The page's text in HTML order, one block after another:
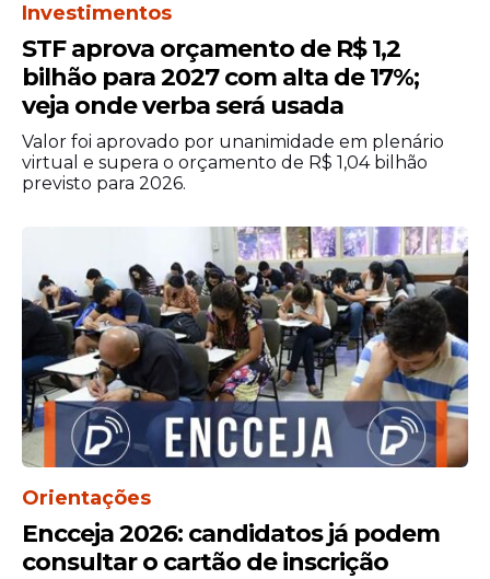
história, geografia, filosofia e sociologia. Na
área de ciências da natureza e suas
tecnologias, serão cobrados conteúdos de
química, física e biologia. A quarta área de
conhecimento é a de matemática.
De acordo com o Ministério da Educação, o
de referências disponibilizadas noportal do
No primeiro dia do exame, serão aplicadas
as provas de linguagens; redação; códigos,
ciências humanas e suas tecnologias. Os
candidatos terão cinco horas e 30 minutos
para responderem as questões.
O segundo dia será dedicado à aplicação
das provas de ciências da natureza,
matemática e suas tecnologias. A aplicação
terá cinco horas de duração.
Investimentos
STF aprova orçamento de R$ 1,2
bilhão para 2027 com alta de 17%;
veja onde verba será usada
Valor foi aprovado por unanimidade em plenário
virtual e supera o orçamento de R$ 1,04 bilhão
previsto para 2026.
Orientações
Encceja 2026: candidatos já podem
consultar o cartão de inscrição